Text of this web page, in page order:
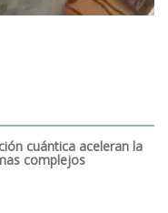
cuántica aceleran la
complejos